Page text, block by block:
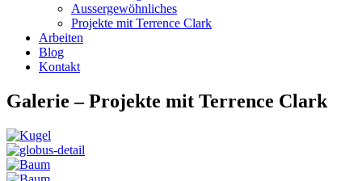
Aussergewöhnliches
Projekte mit Terrence Clark
Arbeiten
Blog
Kontakt
Galerie – Projekte mit Terrence Clark